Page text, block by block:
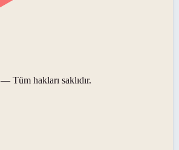
— Tüm hakları saklıdır.